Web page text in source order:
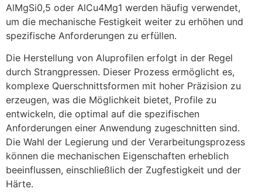
AlMgSi0,5 oder AlCu4Mg1 werden häufig verwendet,
um die mechanische Festigkeit weiter zu erhöhen und
spezifische Anforderungen zu erfüllen.
Die Herstellung von Aluprofilen erfolgt in der Regel
durch Strangpressen. Dieser Prozess ermöglicht es,
komplexe Querschnittsformen mit hoher Präzision zu
erzeugen, was die Möglichkeit bietet, Profile zu
entwickeln, die optimal auf die spezifischen
Anforderungen einer Anwendung zugeschnitten sind.
Die Wahl der Legierung und der Verarbeitungsprozess
können die mechanischen Eigenschaften erheblich
beeinflussen, einschließlich der Zugfestigkeit und der
Härte.